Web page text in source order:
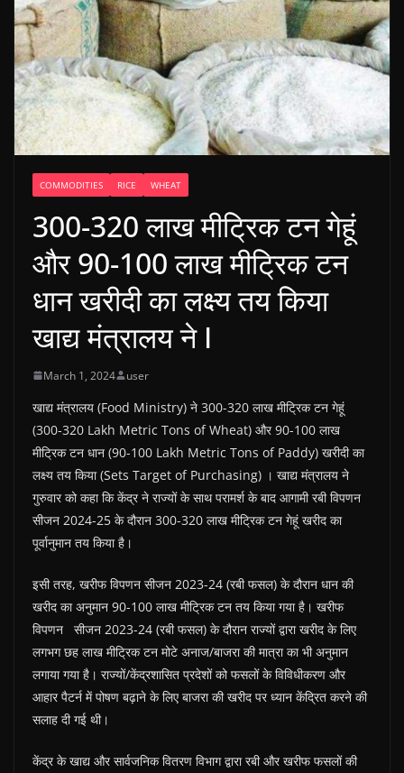
COMMODITIES RICE WHEAT
300-320 लाख मीट्रिक टन गेहूं
और 90-100 लाख मीट्रिक टन
धान खरीदी का लक्ष्य तय किया
खाद्य मंत्रालय ने I
March 1, 2024 user
खाद्य मंत्रालय (Food Ministry) ने 300-320 लाख मीट्रिक टन गेहूं
(300-320 Lakh Metric Tons of Wheat) और 90-100 लाख
मीट्रिक टन धान (90-100 Lakh Metric Tons of Paddy) खरीदी का
लक्ष्य तय किया (Sets Target of Purchasing) । खाद्य मंत्रालय ने
गुरुवार को कहा कि केंद्र ने राज्यों के साथ परामर्श के बाद आगामी रबी विपणन
सीजन 2024-25 के दौरान 300-320 लाख मीट्रिक टन गेहूं खरीद का
पूर्वानुमान तय किया है।
इसी तरह, खरीफ विपणन सीजन 2023-24 (रबी फसल) के दौरान धान की
खरीद का अनुमान 90-100 लाख मीट्रिक टन तय किया गया है। खरीफ
विपणन सीजन 2023-24 (रबी फसल) के दौरान राज्यों द्वारा खरीद के लिए
लगभग छह लाख मीट्रिक टन मोटे अनाज/बाजरा की मात्रा का भी अनुमान
लगाया गया है। राज्यों/केंद्रशासित प्रदेशों को फसलों के विविधीकरण और
आहार पैटर्न में पोषण बढ़ाने के लिए बाजरा की खरीद पर ध्यान केंद्रित करने की
सलाह दी गई थी।
केंद्र के खाद्य और सार्वजनिक वितरण विभाग द्वारा रबी और खरीफ फसलों की